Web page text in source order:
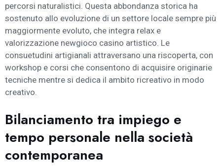
percorsi naturalistici. Questa abbondanza storica ha
sostenuto allo evoluzione di un settore locale sempre più
maggiormente evoluto, che integra relax e
valorizzazione newgioco casino artistico. Le
consuetudini artigianali attraversano una riscoperta, con
workshop e corsi che consentono di acquisire originarie
tecniche mentre si dedica il ambito ricreativo in modo
creativo.
Bilanciamento tra impiego e
tempo personale nella società
contemporanea